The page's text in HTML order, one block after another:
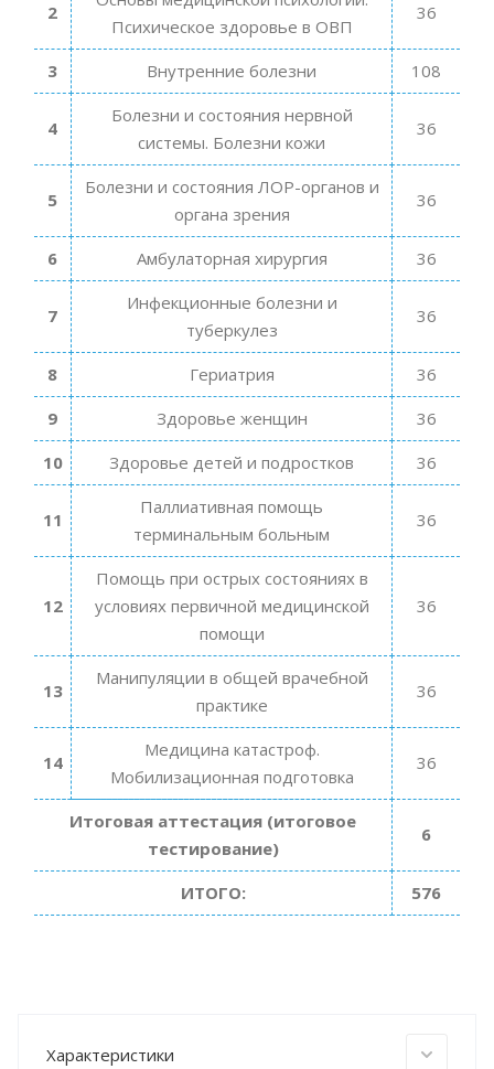
2
Психическое здоровье в ОВП
36
3 Внутренние болезни 108
4
Болезни и состояния нервной
системы. Болезни кожи
36
5
Болезни и состояния ЛОР-органов и
органа зрения
36
6 Амбулаторная хирургия 36
7
Инфекционные болезни и
туберкулез
36
8 Гериатрия
36
9
Здоровье женщин
36
10
Здоровье детей и подростков 36
11
Паллиативная помощь
терминальным больным
36
12
Помощь при острых состояниях в
условиях первичной медицинской
помощи
36
13
Манипуляции в общей врачебной
практике
36
14
Медицина катастроф.
Мобилизационная подготовка
36
Итоговая аттестация (итоговое
тестирование)
6
ИТОГО: 576
Характеристики